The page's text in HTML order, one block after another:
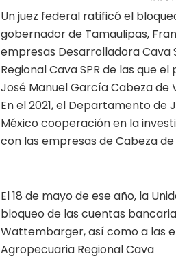
Un juez federal ratificó el
gobernador de Tamaulipas,
empresas Desarrolladora Cava
Regional Cava SPR de las que
José Manuel García Cabeza de
En el 2021, el Departamento de
México cooperación en la
con las empresas de Cabeza
El 18 de mayo de ese año, la
bloqueo de las cuentas
Wattembarger, así como a las
Agropecuaria Regional Cava